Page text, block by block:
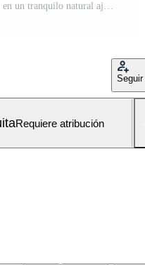
calma lago reflejando nublado cielo en un tranquilo natural ajuste Foto Gratis
Seguir
Requiere atribución